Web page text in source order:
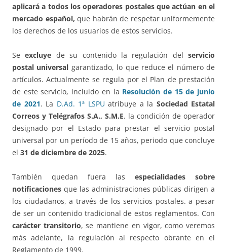
aplicará a todos los operadores postales que actúan en el
mercado español, que habrán de respetar uniformemente
los derechos de los usuarios de estos servicios.
Seexcluye de su contenido la regulación del servicio
postal universal garantizado, lo que reduce el número de
artículos. Actualmente se regula por el Plan de prestación
de este servicio, incluido en la Resolución de 15 de junio
de 2021. La D.Ad. 1ª LSPU atribuye a la Sociedad Estatal
Correos y Telégrafos S.A., S.M.E. la condición de operador
designado por el Estado para prestar el servicio postal
universal por un período de 15 años, periodo que concluye
el 31 de diciembre de 2025.
También quedan fuera las especialidades sobre
notificaciones que las administraciones públicas dirigen a
los ciudadanos, a través de los servicios postales. a pesar
de ser un contenido tradicional de estos reglamentos. Con
carácter transitorio, se mantiene en vigor, como veremos
más adelante, la regulación al respecto obrante en el
Reglamento de 1999.